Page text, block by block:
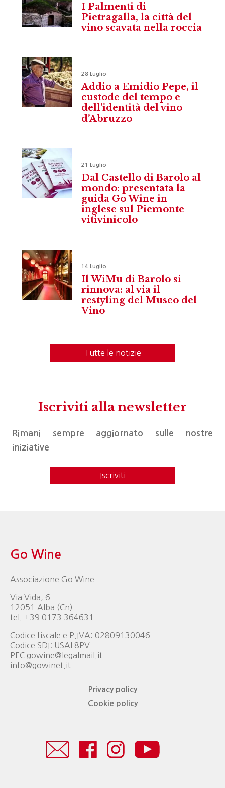
I Palmenti di
Pietragalla, la città del
vino scavata nella roccia
28 Luglio
Addio a Emidio Pepe, il
custode del tempo e
dell’identità del vino
d’Abruzzo
21 Luglio
Dal Castello di Barolo al
mondo: presentata la
guida Go Wine in
inglese sul Piemonte
vitivinicolo
14 Luglio
Il WiMu di Barolo si
rinnova: al via il
restyling del Museo del
Vino
Tutte le notizie
Iscriviti alla newsletter
Rimani sempre aggiornato sulle nostre
iniziative
Iscriviti
Go Wine
Associazione Go Wine
Via Vida, 6
12051 Alba (Cn)
tel. +39 0173 364631
Codice fiscale e P.IVA: 02809130046
Codice SDI: USAL8PV
PEC gowine@legalmail.it
info@gowinet.it
Privacy policy
Cookie policy